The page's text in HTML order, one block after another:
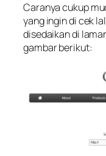
Caranya cukup
yang ingin di cek
disedaikan di
gambar berikut: